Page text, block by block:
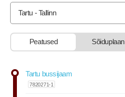
Tartu - Tallinn
Peatused Sõiduplaan
stop-list-update.sr-instructions
Tartu bussijaam
7820271-1